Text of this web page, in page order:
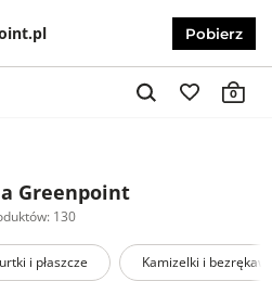
Pobierz
0
Greenpoint
130
i płaszcze Kamizelki i